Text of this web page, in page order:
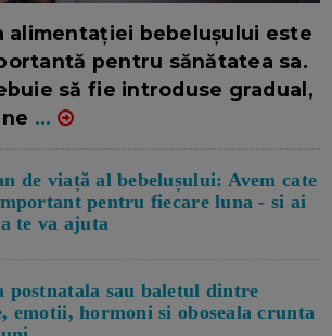
alimentației bebelușului este
pentru sănătatea sa.
să fie introduse gradual,
...
de viață al bebelușului: Avem cate
pentru fiecare luna - si ai
te va ajuta
postnatala sau baletul dintre
emotii, hormoni si oboseala crunta